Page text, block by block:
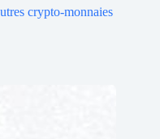
crypto-monnaies